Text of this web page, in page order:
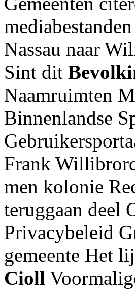
Nassau naar
Sint dit
Naamruimten
Binnenlandse
Frank
men kolonie
teruggaan deel
Privacybeleid
gemeente Het
Cioll